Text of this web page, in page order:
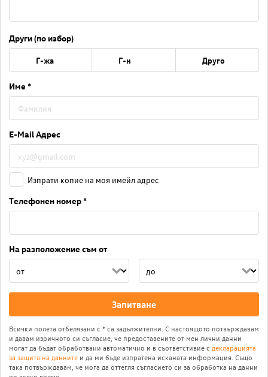
Други (по избор)
Г-жа Г-н Друго
Име *
E-Mail Адрес
Изпрати копие на моя имейл адрес
Телефонен номер *
На разположение съм от
Запитване
Всички полета отбелязани с * са задължителни. С настоящото потвърждавам
и давам изричното си съгласие, че предоставените от мен лични данни
могат да бъдат обработвани автоматично и в съответстивие с декларацията
за защита на данните и да ми бъде изпратена исканата информация. Също
така потвърждавам, че мога да оттегля съгласието си за обработка на данни